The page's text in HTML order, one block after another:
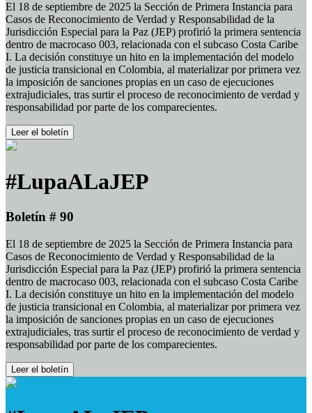
El 18 de septiembre de 2025 la Sección de Primera Instancia para
Casos de Reconocimiento de Verdad y Responsabilidad de la
Jurisdicción Especial para la Paz (JEP) profirió la primera sentencia
dentro de macrocaso 003, relacionada con el subcaso Costa Caribe
I. La decisión constituye un hito en la implementación del modelo
de justicia transicional en Colombia, al materializar por primera vez
la imposición de sanciones propias en un caso de ejecuciones
extrajudiciales, tras surtir el proceso de reconocimiento de verdad y
responsabilidad por parte de los comparecientes.
Leer el boletín
#LupaALaJEP
Boletín # 90
El 18 de septiembre de 2025 la Sección de Primera Instancia para
Casos de Reconocimiento de Verdad y Responsabilidad de la
Jurisdicción Especial para la Paz (JEP) profirió la primera sentencia
dentro de macrocaso 003, relacionada con el subcaso Costa Caribe
I. La decisión constituye un hito en la implementación del modelo
de justicia transicional en Colombia, al materializar por primera vez
la imposición de sanciones propias en un caso de ejecuciones
extrajudiciales, tras surtir el proceso de reconocimiento de verdad y
responsabilidad por parte de los comparecientes.
Leer el boletín